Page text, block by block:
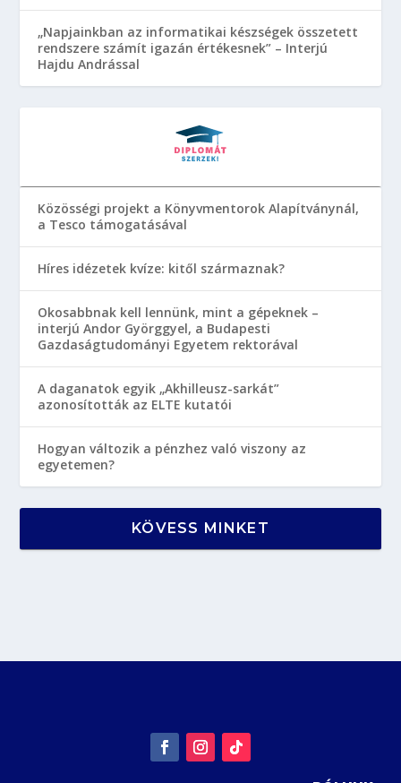
„Napjainkban az informatikai készségek összetett
rendszere számít igazán értékesnek” – Interjú
Hajdu Andrással
Közösségi projekt a Könyvmentorok Alapítványnál,
a Tesco támogatásával
Híres idézetek kvíze: kitől származnak?
Okosabbnak kell lennünk, mint a gépeknek –
interjú Andor Györggyel, a Budapesti
Gazdaságtudományi Egyetem rektorával
A daganatok egyik „Akhilleusz-sarkát”
azonosították az ELTE kutatói
Hogyan változik a pénzhez való viszony az
egyetemen?
KÖVESS MINKET